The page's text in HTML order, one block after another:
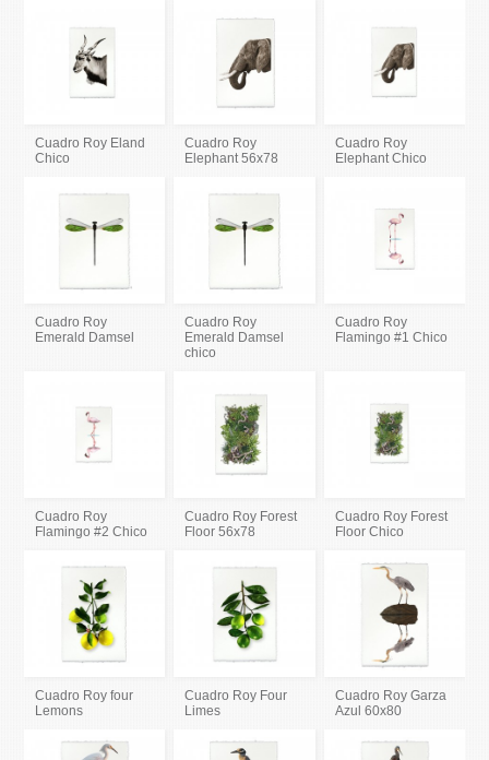
Cuadro Roy Eland
Chico
Cuadro Roy
Elephant 56x78
Cuadro Roy
Elephant Chico
Cuadro Roy
Emerald Damsel
Cuadro Roy
Emerald Damsel
chico
Cuadro Roy
Flamingo #1 Chico
Cuadro Roy
Flamingo #2 Chico
Cuadro Roy Forest
Floor 56x78
Cuadro Roy Forest
Floor Chico
Cuadro Roy four
Lemons
Cuadro Roy Four
Limes
Cuadro Roy Garza
Azul 60x80